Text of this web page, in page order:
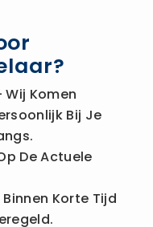
Wij Komen
Bij Je
De Actuele
Binnen Korte Tijd